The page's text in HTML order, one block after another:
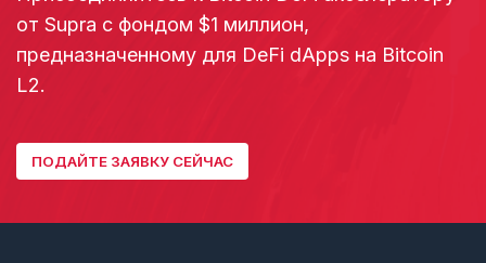
от Supra с фондом $1 миллион,
предназначенному для DeFi dApps на Bitcoin
L2.
ПОДАЙТЕ ЗАЯВКУ СЕЙЧАС